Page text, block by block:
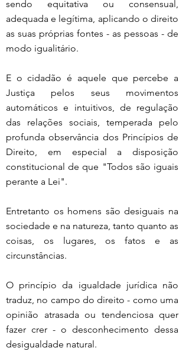
sendo equitativa ou consensual,
adequada e legítima, aplicando o direito
as suas próprias fontes - as pessoas - de
modo igualitário.
E o cidadão é aquele que percebe a
Justiça pelos seus movimentos
automáticos e intuitivos, de regulação
das relações sociais, temperada pelo
profunda observância dos Princípios de
Direito, em especial a disposição
constitucional de que "Todos são iguais
perante a Lei".
Entretanto os homens são desiguais na
sociedade e na natureza, tanto quanto as
coisas, os lugares, os fatos e as
circunstâncias.
O princípio da igualdade jurídica não
traduz, no campo do direito - como uma
opinião atrasada ou tendenciosa quer
fazer crer - o desconhecimento dessa
desigualdade natural.